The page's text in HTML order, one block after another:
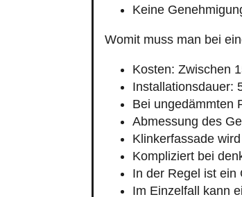
Keine
Womit muss man bei
Kosten: Zwischen
Installationsdauer:
Bei ungedämmten
Abmessung des
Klinkerfassade
Kompliziert bei
In der Regel ist ein
Im Einzelfall kann